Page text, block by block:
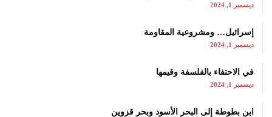
ديسمبر 1, 2024
إسرائيل… ومشروعية المقاومة
ديسمبر 1, 2024
في الاحتفاء بالفلسفة وقيمها
ديسمبر 1, 2024
ابن بطوطة إلى البحر الأسود وبحر قزوين